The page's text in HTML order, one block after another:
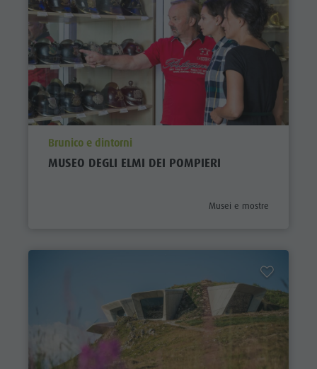
aria.poi_location_prefix
Brunico e dintorni
MUSEO DEGLI ELMI DEI POMPIERI
aria.poi_category_prefix
Musei e mostre